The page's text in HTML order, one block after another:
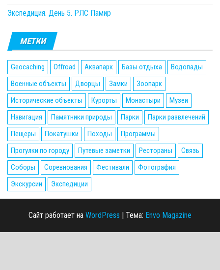
Экспедиция. День 5. РЛС Памир
МЕТКИ
Geocaching Offroad Аквапарк Базы отдыха
Водопады
Военные объекты
Дворцы Замки
Зоопарк
Исторические объекты
Курорты Монастыри
Музеи
Навигация
Памятники природы Парки
Парки развлечений
Пещеры
Покатушки Походы
Программы
Прогулки по городу
Путевые заметки Рестораны
Связь
Соборы
Соревнования Фестивали
Фотография
Экскурсии
Экспедиции
Сайт работает на WordPress | Тема: Envo Magazine